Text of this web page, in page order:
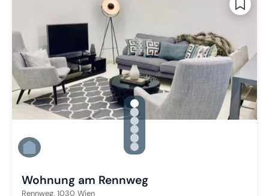
gallery.slide_selector
Zu Slide 1 wechseln
Zu Slide 2 wechseln
Zu Slide 3 wechseln
Zu Slide 4 wechseln
Zu Slide 5 wechseln
Zu Slide 6 wechseln
Wohnung am Rennweg
Rennweg, 1030 Wien